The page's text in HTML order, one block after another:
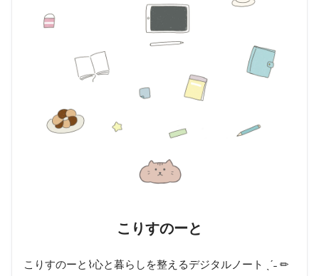
こりすのーと
こりすのーと⌇心と暮らしを整えるデジタルノート ˎˊ˗ ✏︎